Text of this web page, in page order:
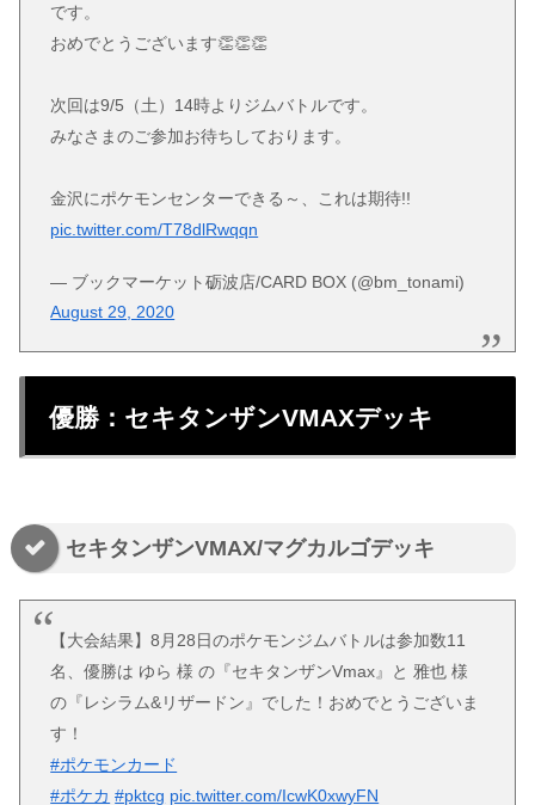
です。
おめでとうございます👏👏👏
次回は9/5（土）14時よりジムバトルです。
みなさまのご参加お待ちしております。
金沢にポケモンセンターできる～、これは期待!!
pic.twitter.com/T78dlRwqqn
— ブックマーケット砺波店/CARD BOX (@bm_tonami)
August 29, 2020
優勝：セキタンザンVMAXデッキ
セキタンザンVMAX/マグカルゴデッキ
【大会結果】8月28日のポケモンジムバトルは参加数11
名、優勝は ゆら 様 の『セキタンザンVmax』と 雅也 様
の『レシラム&リザードン』でした！おめでとうございま
す！
#ポケモンカード
#ポケカ #pktcg pic.twitter.com/IcwK0xwyFN